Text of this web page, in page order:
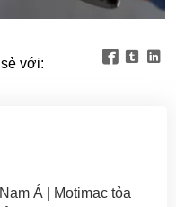
với:   
Á | Motimac tỏa